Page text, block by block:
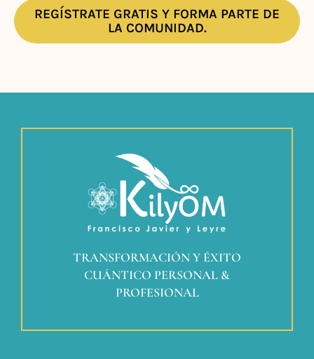
REGÍSTRATE GRATIS Y FORMA PARTE DE
LA COMUNIDAD.
TRANSFORMACIÓN Y ÉXITO
CUÁNTICO PERSONAL &
PROFESIONAL